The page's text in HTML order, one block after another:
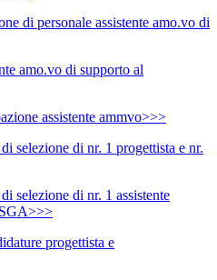
di personale assistente amo.vo di
amo.vo di supporto al
assistente ammvo>>>
selezione di nr. 1 progettista e nr.
selezione di nr. 1 assistente
progettista e